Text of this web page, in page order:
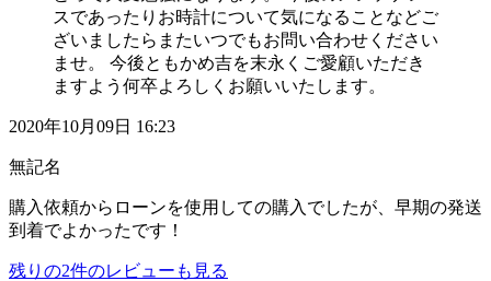
スであったりお時計について気になることなどご
ざいましたらまたいつでもお問い合わせください
ませ。 今後ともかめ吉を末永くご愛顧いただき
ますよう何卒よろしくお願いいたします。
2020年10月09日 16:23
無記名
購入依頼からローンを使用しての購入でしたが、早期の発送
到着でよかったです！
残りの2件のレビューも見る